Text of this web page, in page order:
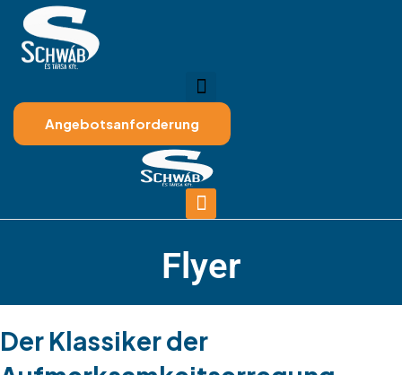
Angebotsanforderung
Flyer
Der Klassiker der